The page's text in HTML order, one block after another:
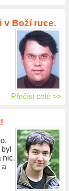
v Boží ruce.
Přečíst celé >>
nic.
a